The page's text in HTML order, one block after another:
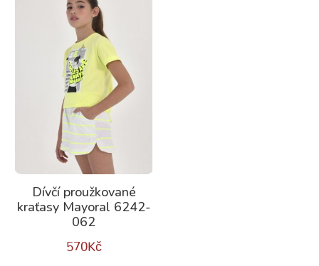
Dívčí proužkované
kraťasy Mayoral 6242-
062
570Kč